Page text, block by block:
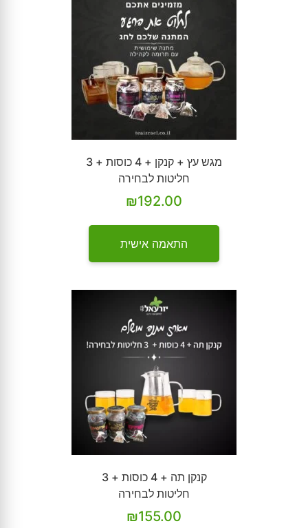
מגש עץ + קנקן + 4 כוסות + 3
חליטות לבחירה
₪192.00
התאמה אישית
קנקן תה + 4 כוסות + 3
חליטות לבחירה
₪155.00